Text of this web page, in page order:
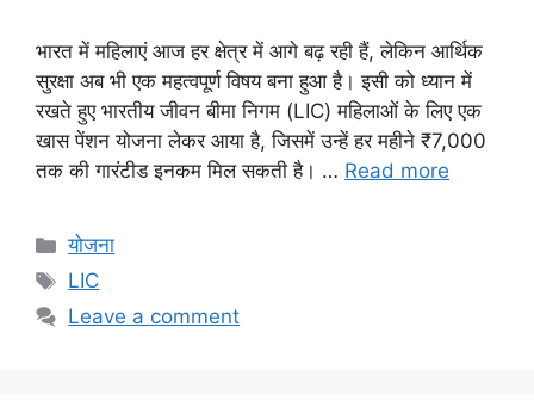
भारत में महिलाएं आज हर क्षेत्र में आगे बढ़ रही हैं, लेकिन आर्थिक
सुरक्षा अब भी एक महत्वपूर्ण विषय बना हुआ है। इसी को ध्यान में
रखते हुए भारतीय जीवन बीमा निगम (LIC) महिलाओं के लिए एक
खास पेंशन योजना लेकर आया है, जिसमें उन्हें हर महीने ₹7,000
तक की गारंटीड इनकम मिल सकती है। … Read more
Categories
योजना
Tags
LIC
Leave a comment